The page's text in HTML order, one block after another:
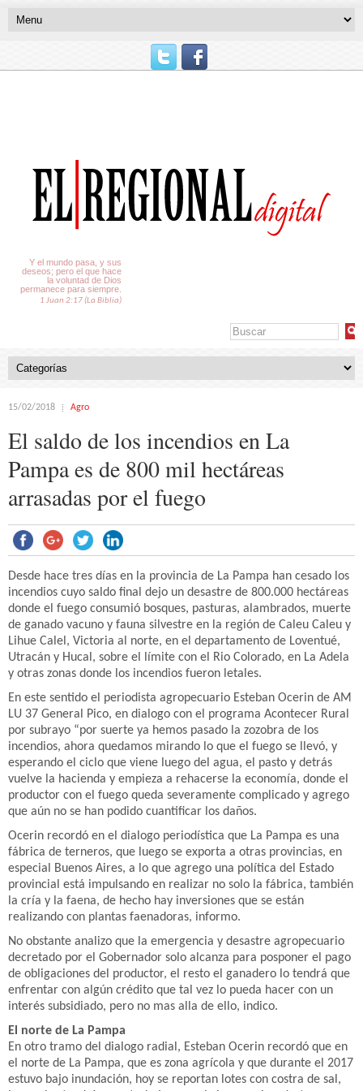
Y el mundo pasa, y sus
deseos; pero el que hace
la voluntad de Dios
permanece para siempre.
1 Juan 2:17 (La Biblia)
15/02/2018 Agro
El saldo de los incendios en La
Pampa es de 800 mil hectáreas
arrasadas por el fuego
Desde hace tres días en la provincia de La Pampa han cesado los
incendios cuyo saldo final dejo un desastre de 800.000 hectáreas
donde el fuego consumió bosques, pasturas, alambrados, muerte
de ganado vacuno y fauna silvestre en la región de Caleu Caleu y
Lihue Calel, Victoria al norte, en el departamento de Loventué,
Utracán y Hucal, sobre el límite con el Rio Colorado, en La Adela
y otras zonas donde los incendios fueron letales.
En este sentido el periodista agropecuario Esteban Ocerin de AM
LU 37 General Pico, en dialogo con el programa Acontecer Rural
por subrayo “por suerte ya hemos pasado la zozobra de los
incendios, ahora quedamos mirando lo que el fuego se llevó, y
esperando el ciclo que viene luego del agua, el pasto y detrás
vuelve la hacienda y empieza a rehacerse la economía, donde el
productor con el fuego queda severamente complicado y agrego
que aún no se han podido cuantificar los daños.
Ocerin recordó en el dialogo periodística que La Pampa es una
fábrica de terneros, que luego se exporta a otras provincias, en
especial Buenos Aires, a lo que agrego una política del Estado
provincial está impulsando en realizar no solo la fábrica, también
la cría y la faena, de hecho hay inversiones que se están
realizando con plantas faenadoras, informo.
No obstante analizo que la emergencia y desastre agropecuario
decretado por el Gobernador solo alcanza para posponer el pago
de obligaciones del productor, el resto el ganadero lo tendrá que
enfrentar con algún crédito que tal vez lo pueda hacer con un
interés subsidiado, pero no mas alla de ello, indico.
El norte de La Pampa
En otro tramo del dialogo radial, Esteban Ocerin recordó que en
el norte de La Pampa, que es zona agrícola y que durante el 2017
estuvo bajo inundación, hoy se reportan lotes con costra de sal,